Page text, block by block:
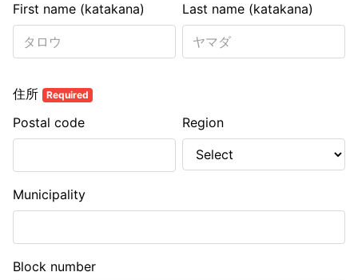
Last name (katakana)
First name (katakana)
住所 Required
Postal code Region
Municipality
Block number